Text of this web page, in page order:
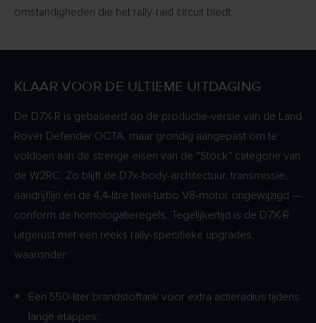
omstandigheden die het rally-raid circuit biedt.
KLAAR VOOR DE ULTIEME UITDAGING
De D7X-R is gebaseerd op de productie-versie van de Land
Rover Defender OCTA, maar grondig aangepast om te
voldoen aan de strenge eisen van de “Stock” categorie van
de W2RC. Zo blijft de D7x-body-architectuur, transmissie,
aandrijflijn én de 4,4-litre twin-turbo V8-motor ongewijzigd —
conform de homologatieregels. Tegelijkertijd is de D7X-R
uitgerust met een reeks rally-specifieke upgrades,
waaronder:
Een 550-liter brandstoftank voor extra actieradius tijdens
lange etappes;